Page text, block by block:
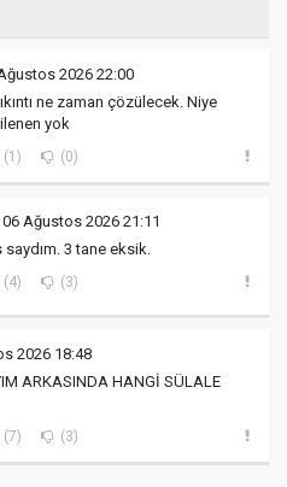
2026 22:00
ne zaman çözülecek. Niye
yok
(1) (0)
Ağustos 2026 21:11
3 tane eksik.
(4) (3)
2026 18:48
ARKASINDA HANGİ SÜLALE
(7) (3)